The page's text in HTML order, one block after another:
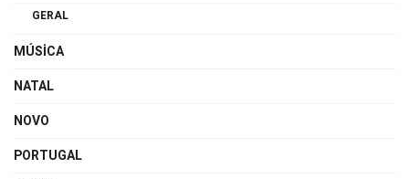
GERAL
MÚSICA
NATAL
NOVO
PORTUGAL